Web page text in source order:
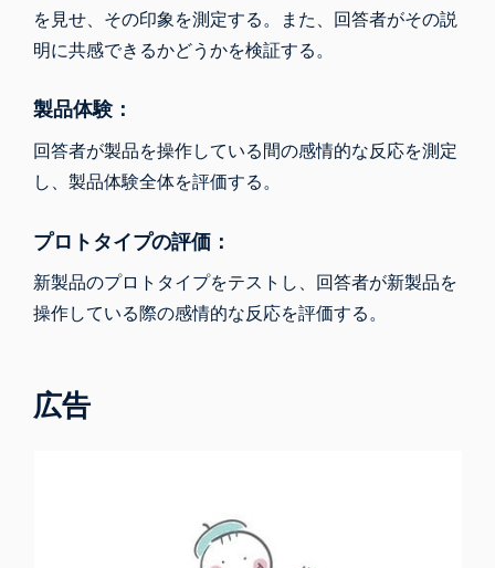
を見せ、その印象を測定する。また、回答者がその説
明に共感できるかどうかを検証する。
製品体験：
回答者が製品を操作している間の感情的な反応を測定
し、製品体験全体を評価する。
プロトタイプの評価：
新製品のプロトタイプをテストし、回答者が新製品を
操作している際の感情的な反応を評価する。
広告